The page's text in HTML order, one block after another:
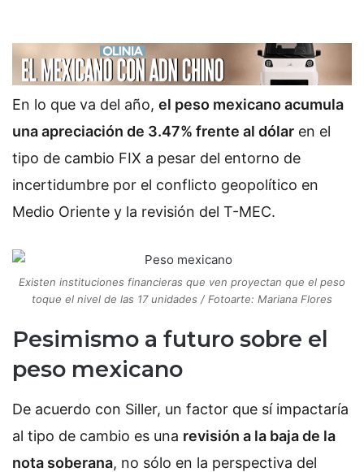
En lo que va del año, el peso mexicano acumula
una apreciación de 3.47% frente al dólar en el
tipo de cambio FIX a pesar del entorno de
incertidumbre por el conflicto geopolítico en
Medio Oriente y la revisión del T-MEC.
Existen instituciones financieras que ven proyectan que el peso
toque el nivel de las 17 unidades / Fotoarte: Mariana Flores
Pesimismo a futuro sobre el
peso mexicano
De acuerdo con Siller, un factor que sí impactaría
al tipo de cambio es una revisión a la baja de la
nota soberana, no sólo en la perspectiva del